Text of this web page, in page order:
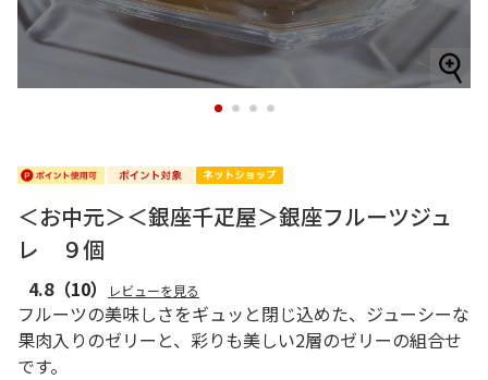
1 2 3 4
＜お中元＞＜銀座千疋屋＞銀座フルーツジュ
レ ９個
4.8（10） レビューを見る
フルーツの美味しさをギュッと閉じ込めた、ジューシーな
果肉入りのゼリーと、彩りも美しい2層のゼリーの組合せ
です。